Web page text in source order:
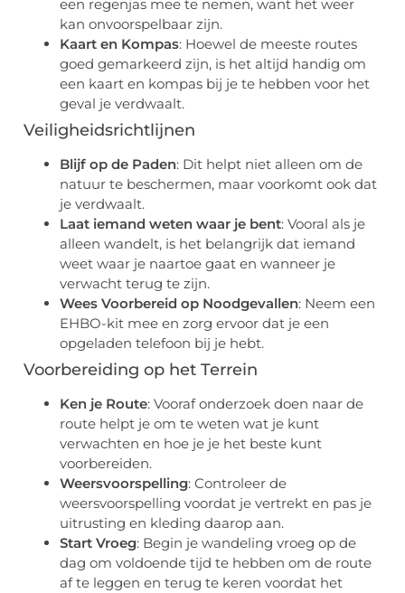
een regenjas mee te nemen, want het weer
kan onvoorspelbaar zijn.
Kaart en Kompas: Hoewel de meeste routes
goed gemarkeerd zijn, is het altijd handig om
een kaart en kompas bij je te hebben voor het
geval je verdwaalt.
Veiligheidsrichtlijnen
Blijf op de Paden: Dit helpt niet alleen om de
natuur te beschermen, maar voorkomt ook dat
je verdwaalt.
Laat iemand weten waar je bent: Vooral als je
alleen wandelt, is het belangrijk dat iemand
weet waar je naartoe gaat en wanneer je
verwacht terug te zijn.
Wees Voorbereid op Noodgevallen: Neem een
EHBO-kit mee en zorg ervoor dat je een
opgeladen telefoon bij je hebt.
Voorbereiding op het Terrein
Ken je Route: Vooraf onderzoek doen naar de
route helpt je om te weten wat je kunt
verwachten en hoe je je het beste kunt
voorbereiden.
Weersvoorspelling: Controleer de
weersvoorspelling voordat je vertrekt en pas je
uitrusting en kleding daarop aan.
Start Vroeg: Begin je wandeling vroeg op de
dag om voldoende tijd te hebben om de route
af te leggen en terug te keren voordat het